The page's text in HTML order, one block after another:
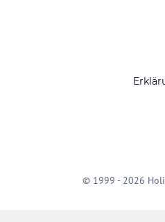
© 1999 - 2026